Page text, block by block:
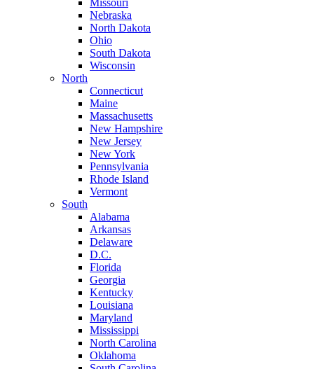
Missouri
Nebraska
North Dakota
Ohio
South Dakota
Wisconsin
North
Connecticut
Maine
Massachusetts
New Hampshire
New Jersey
New York
Pennsylvania
Rhode Island
Vermont
South
Alabama
Arkansas
Delaware
D.C.
Florida
Georgia
Kentucky
Louisiana
Maryland
Mississippi
North Carolina
Oklahoma